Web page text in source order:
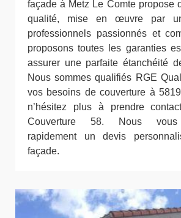
façade à Metz Le Comte propose
qualité, mise en œuvre par
professionnels passionnés et
proposons toutes les garanties
assurer une parfaite étanchéité
Nous sommes qualifiés RGE
vos besoins de couverture à
n’hésitez plus à prendre
Couverture 58. Nous vous
rapidement un devis
façade.